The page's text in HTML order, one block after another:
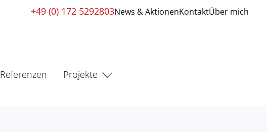
+49 (0) 172 5292803News & AktionenKontaktÜber mich
Referenzen Projekte